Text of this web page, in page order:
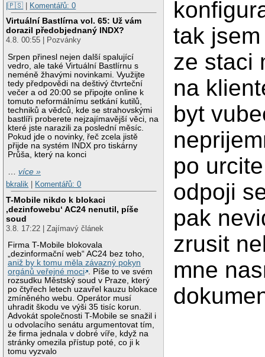
|🇵🇸 | Komentářů: 0
Virtuální Bastlírna vol. 65: Už vám
dorazil předobjednaný INDX?
4.8. 00:55 | Pozvánky
Srpen přinesl nejen další spalující
vedro, ale také Virtuální Bastlírnu s
neméně žhavými novinkami. Využijte
tedy předpovědi na deštivý čtvrteční
večer a od 20:00 se připojte online k
tomuto neformálnímu setkání kutilů,
techniků a vědců, kde se strahovskými
bastlíři proberete nejzajímavější věci, na
které jste narazili za poslední měsíc.
Pokud jde o novinky, řeč zcela jistě
přijde na systém INDX pro tiskárny
Průša, který na konci
…více »
bkralik
Komentářů: 0
T-Mobile nikdo k blokaci
‚dezinfowebu‘ AC24 nenutil, píše
soud
3.8. 17:22 | Zajímavý článek
Firma T-Mobile blokovala
„dezinformační web“ AC24 bez toho,
aniž by k tomu měla závazný pokyn
orgánů veřejné moci . Píše to ve svém
rozsudku Městský soud v Praze, který
po čtyřech letech uzavřel kauzu blokace
zmíněného webu. Operátor musí
uhradit škodu ve výši 35 tisíc korun.
Advokát společnosti T-Mobile se snažil i
u odvolacího senátu argumentovat tím,
že firma jednala v dobré víře, když na
stránky omezila přístup poté, co ji k
tomu vyzvalo
tak
ze staci
na
byt
po
odpoji
pak
zrusit
mne